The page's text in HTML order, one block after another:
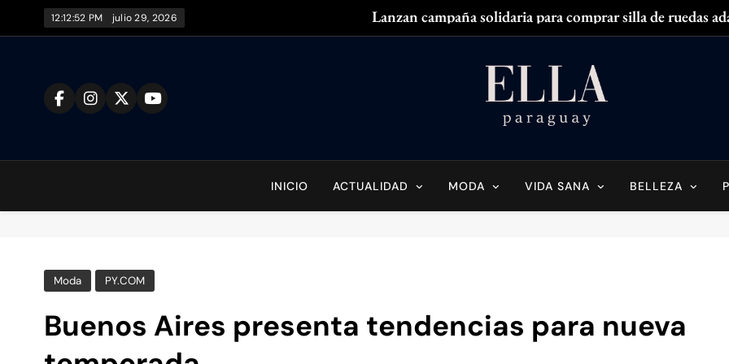
12:12:53 PM julio 29, 2026
Lanzan campaña solidaria para comprar silla de ruedas
Zendaya
Ella Paraguay
INICIO ACTUALIDAD MODA VIDA SANA BELLEZA
Moda PY.COM
Buenos Aires presenta tendencias para nueva